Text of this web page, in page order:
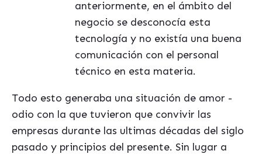
anteriormente, en el ámbito del
negocio se desconocía esta
tecnología y no existía una buena
comunicación con el personal
técnico en esta materia.
Todo esto generaba una situación de amor -
odio con la que tuvieron que convivir las
empresas durante las ultimas décadas del siglo
pasado y principios del presente. Sin lugar a